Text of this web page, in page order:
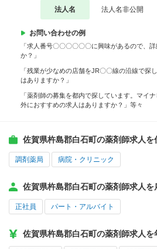
法人名 法人名非公開
お問い合わせの例
「求人番号〇〇〇〇〇〇に興味があるので、
か？」
「残業が少なめの店舗をJR〇〇線の沿線で探
はありますか？」
「薬剤師の募集を都内で探しています。マイ
外におすすめの求人はありますか？」等々
佐賀県杵島郡白石町の薬剤師求人を
調剤薬局 病院・クリニック
佐賀県杵島郡白石町の薬剤師求人を
正社員 パート・アルバイト
佐賀県杵島郡白石町の薬剤師求人を